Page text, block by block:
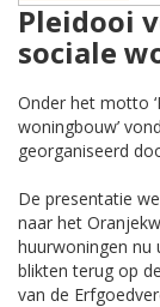
Pleidooi
sociale
Onder het motto
woningbouw’
georganiseerd
De presentatie
naar het
huurwoningen nu
blikten terug op
van de